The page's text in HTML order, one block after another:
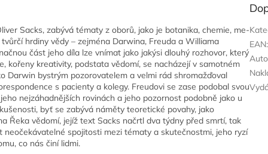
Sacks, zabývá tématy z oborů, jako je botanika, chemie, me­
hrdiny vědy – zejména Darwina, Freuda a Williama
část jeho díla lze vnímat jako jakýsi dlouhý rozhovor, který
kořeny kreativity, podstata vědomí, se nacházejí v samotném
Darwin bystrým pozorovatelem a velmi rád shromažďoval
s pacienty a kolegy. Freudovi se zase podobal svou
nej­záhadnějších rovinách a jeho pozornost podobně jako u
byť se zabývá náměty teoretické povahy, jako
Řeka vědomí, jejíž text Sacks načrtl dva týdny před smrtí, tak
spojitosti mezi tématy a skutečnostmi, jeho ryzí
co nás činí lidmi.
EAN: